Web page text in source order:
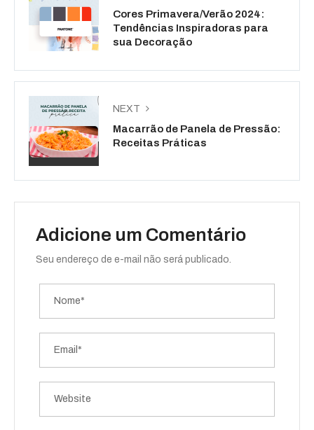
Cores Primavera/Verão 2024:
Tendências Inspiradoras para
sua Decoração
NEXT
Macarrão de Panela de Pressão:
Receitas Práticas
Adicione um Comentário
Seu endereço de e-mail não será publicado.